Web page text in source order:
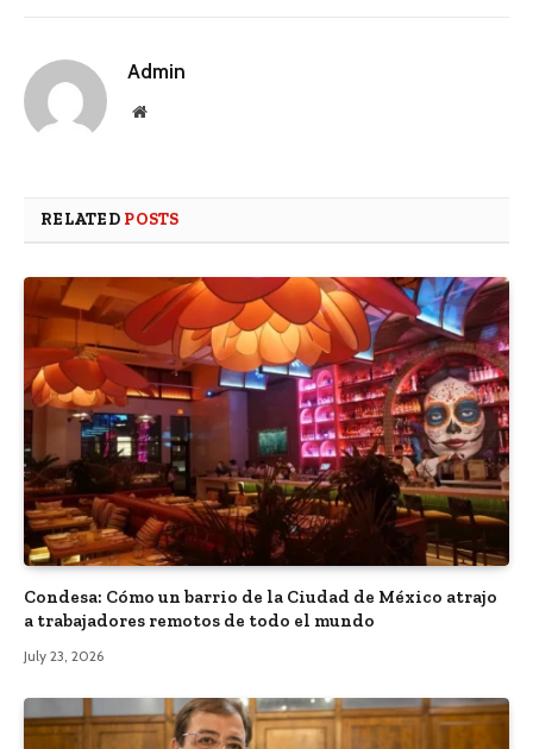
Admin
Website
RELATED POSTS
Condesa: Cómo un barrio de la Ciudad de México atrajo
a trabajadores remotos de todo el mundo
July 23, 2026